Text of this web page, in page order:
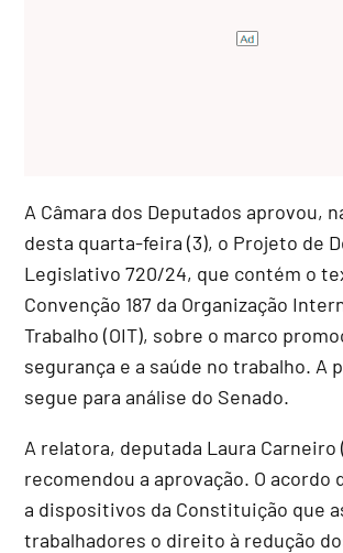
A Câmara dos Deputados aprovou,
desta quarta-feira (3), o Projeto de
Legislativo 720/24, que contém o
Convenção 187 da Organização
Trabalho (OIT), sobre o marco
segurança e a saúde no trabalho. A
segue para análise do Senado.
A relatora, deputada Laura Carneiro
recomendou a aprovação. O acordo
a dispositivos da Constituição que
trabalhadores o direito à redução